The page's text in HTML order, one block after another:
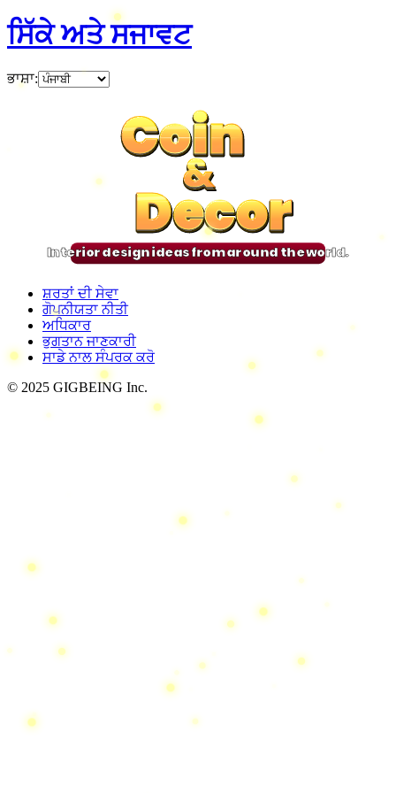
ਸਿੱਕੇ ਅਤੇ ਸਜਾਵਟ
ਭਾਸ਼ਾ:
Coin
&
Decor
Coin
&
Decor
Coin
&
Decor
Coin
&
Decor
Interior design ideas from around the world.
ਸ਼ਰਤਾਂ ਦੀ ਸੇਵਾ
ਗੋਪਨੀਯਤਾ ਨੀਤੀ
ਅਧਿਕਾਰ
ਭੁਗਤਾਨ ਜਾਣਕਾਰੀ
ਸਾਡੇ ਨਾਲ ਸੰਪਰਕ ਕਰੋ
© 2025 GIGBEING Inc.